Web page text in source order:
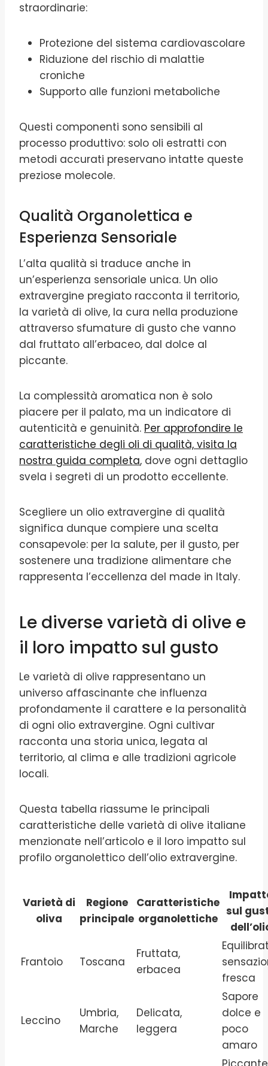
straordinarie:
Protezione del sistema cardiovascolare
Riduzione del rischio di malattie
croniche
Supporto alle funzioni metaboliche
Questi componenti sono sensibili al
processo produttivo: solo oli estratti con
metodi accurati preservano intatte queste
preziose molecole.
Qualità Organolettica e
Esperienza Sensoriale
L’alta qualità si traduce anche in
un’esperienza sensoriale unica. Un olio
extravergine pregiato racconta il territorio,
la varietà di olive, la cura nella produzione
attraverso sfumature di gusto che vanno
dal fruttato all’erbaceo, dal dolce al
piccante.
La complessità aromatica non è solo
piacere per il palato, ma un indicatore di
autenticità e genuinità. Per approfondire le
caratteristiche degli oli di qualità, visita la
nostra guida completa, dove ogni dettaglio
svela i segreti di un prodotto eccellente.
Scegliere un olio extravergine di qualità
significa dunque compiere una scelta
consapevole: per la salute, per il gusto, per
sostenere una tradizione alimentare che
rappresenta l’eccellenza del made in Italy.
Le diverse varietà di olive e
il loro impatto sul gusto
Le varietà di olive rappresentano un
universo affascinante che influenza
profondamente il carattere e la personalità
di ogni olio extravergine. Ogni cultivar
racconta una storia unica, legata al
territorio, al clima e alle tradizioni agricole
locali.
Questa tabella riassume le principali
caratteristiche delle varietà di olive italiane
menzionate nell’articolo e il loro impatto sul
profilo organolettico dell’olio extravergine.
Varietà di
oliva
Regione
principale
Caratteristiche
organolettiche
sul
Frantoio Toscana
Fruttata,
erbacea
fresca
Leccino
Umbria,
Marche
Delicata,
leggera
Sapore
dolce e
poco
amaro